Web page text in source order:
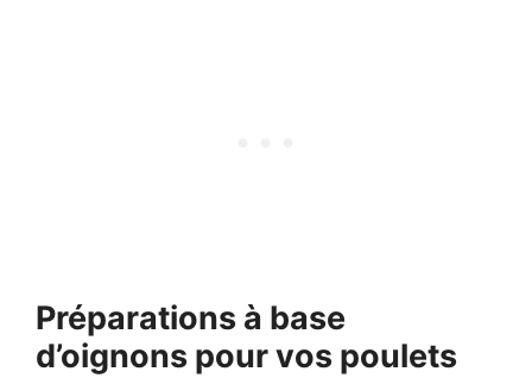
Préparations à base
d’oignons pour vos poulets